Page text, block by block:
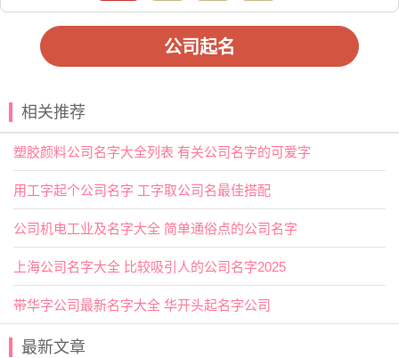
取一个公司名不难，但要取一个好的公司名就有相当的
好的。想给公司取一个好名字吗？选择下方的
名】，为公司起一个吉利的好名字吧。
公司起名
相关推荐
塑胶颜料公司名字大全列表 有关公司名字的可爱字
用工字起个公司名字 工字取公司名最佳搭配
公司机电工业及名字大全 简单通俗点的公司名字
上海公司名字大全 比较吸引人的公司名字2025
带华字公司最新名字大全 华开头起名字公司
最新文章